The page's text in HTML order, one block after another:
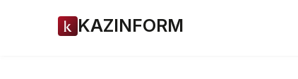
KAZINFORM